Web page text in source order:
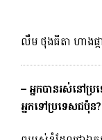
លឹម ថុងធីតា ហាងផ្ក
– អ្នក​បាន​រស់​នៅ​ប្រ
អ្នក​ទៅ​ប្រទេសជប៉ុន?